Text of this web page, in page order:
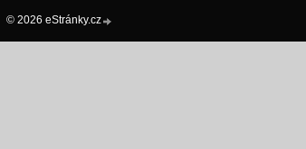
© 2026 eStránky.cz